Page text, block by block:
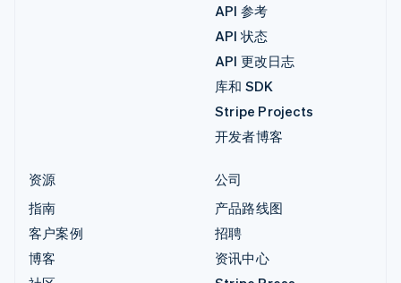
API 参考
API 状态
API 更改日志
库和 SDK
Stripe Projects
开发者博客
资源
指南
客户案例
博客
公司
产品路线图
招聘
资讯中心